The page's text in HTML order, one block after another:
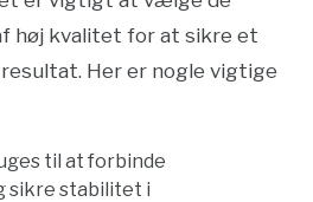
høj kvalitet for at sikre et
Her er nogle vigtige
til at forbinde
sikre stabilitet i